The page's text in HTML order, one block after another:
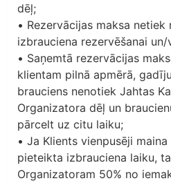
dēļ;
• Rezervācijas maksa
izbrauciena rezervēšanai
• Saņemtā rezervācijas
klientam pilnā apmērā,
brauciens nenotiek Jahtas
Organizatora dēļ un
pārcelt uz citu laiku;
• Ja Klients vienpusēji
pieteikta izbrauciena laiku,
Organizatoram 50% no